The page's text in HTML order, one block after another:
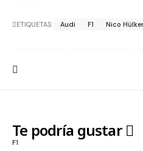
ETIQUETAS: Audi F1 Nico
Te podría gustar
F1